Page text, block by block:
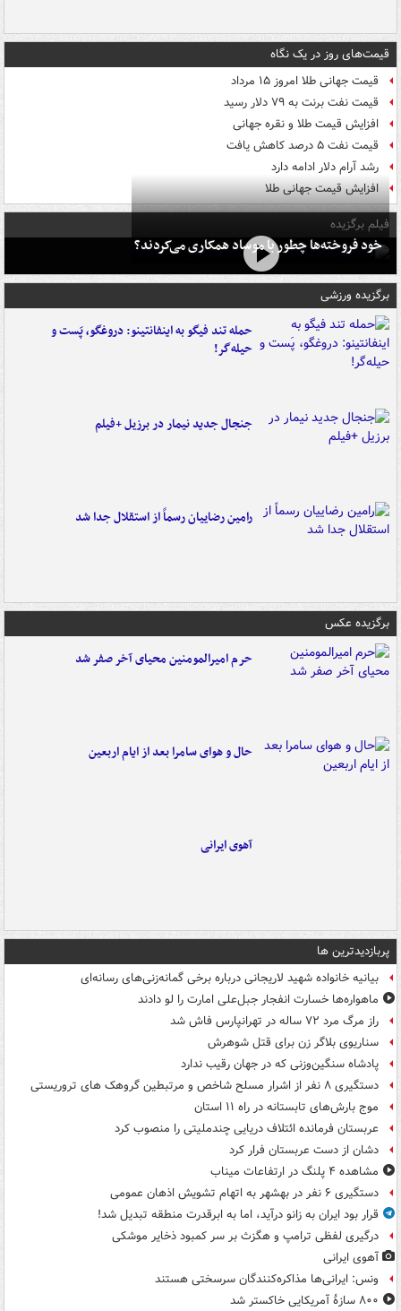
قیمت‌های روز در یک نگاه
قیمت جهانی طلا امروز ۱۵ مرداد
قیمت نفت برنت به ۷۹ دلار رسید
افزایش قیمت طلا و نقره جهانی
قیمت نفت ۵ درصد کاهش یافت
رشد آرام دلار ادامه دارد
افزایش قیمت جهانی طلا
فیلم برگزیده
خود فروخته‌ها چطور با موساد همکاری می‌کردند؟
برگزیده ورزشی
حمله تند فیگو به اینفانتینو: دروغگو، پَست‌ و
حیله‌گر!
جنجال جدید نیمار در برزیل +فیلم
رامین رضاییان رسماً از استقلال جدا شد
برگزیده عکس
حرم امیرالمومنین محیای آخر صفر شد
حال و هوای سامرا بعد از ایام اربعین
آهوی ایرانی
پربازدیدترین ها
بیانیه خانواده شهید لاریجانی درباره برخی گمانه‌زنی‌های رسانه‌ای
ماهواره‌ها خسارت انفجار جبل‌علی امارت را لو دادند
راز مرگ مرد ۷۲ ساله در تهرانپارس فاش شد
سناریوی بلاگر زن برای قتل شوهرش
پادشاه سنگین‌وزنی که در جهان رقیب ندارد
دستگیری ۸ نفر از اشرار مسلح شاخص و مرتبطین گروهک های تروریستی
موج بارش‌های تابستانه در راه ۱۱ استان
عربستان فرمانده ائتلاف دریایی چندملیتی را منصوب کرد
دشان از دست عربستان فرار کرد
مشاهده ۴ پلنگ در ارتفاعات میناب
دستگیری ۶ نفر در بهشهر به اتهام تشویش اذهان عمومی
قرار بود ایران به زانو درآید، اما به ابرقدرت منطقه تبدیل شد!
درگیری لفظی ترامپ و هگزث بر سر کمبود ذخایر موشکی
آهوی ایرانی
ونس: ایرانی‌ها مذاکره‌کنندگان سرسختی هستند
۸۰۰ سازۀ آمریکایی خاکستر شد